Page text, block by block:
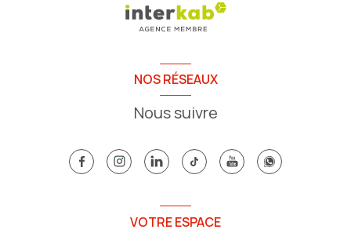
NOS RÉSEAUX
Nous suivre
VOTRE ESPACE